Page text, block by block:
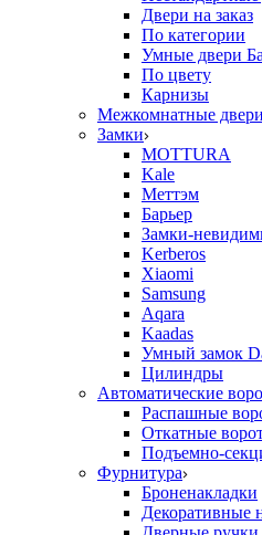
Двери на заказ
По категории
Умные двери
По цвету
Карнизы
Межкомнатные двери
Замки
MOTTURA
Kale
Меттэм
Барьер
Замки-
Kerberos
Xiaomi
Samsung
Aqara
Kaadas
Умный замок
Цилиндры
Автоматические
Распашные
Откатные
Подъемно-
Фурнитура
Броненакладки
Декоративные